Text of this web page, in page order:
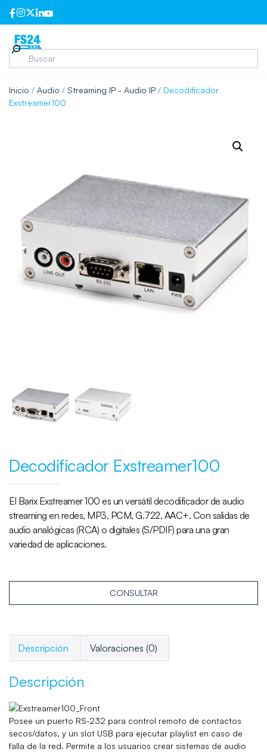
Inicio / Audio / Streaming IP - Audio IP / Decodificador
Exstreamer100
Decodificador Exstreamer100
El Barix Exstreamer 100 es un versátil decodificador de audio
streaming en redes, MP3, PCM, G.722, AAC+. Con salidas de
audio analógicas (RCA) o digitales (S/PDIF) para una gran
variedad de aplicaciones.
CONSULTAR
Descripción Valoraciones (0)
Descripción
Posee un puerto RS-232 para control remoto de contactos
secos/datos, y un slot USB para ejecutar playlist en caso de
falla de la red. Permite a los usuarios crear sistemas de audio